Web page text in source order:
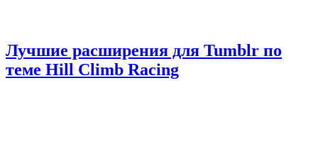
Лучшие расширения для Tumblr по
теме Hill Climb Racing